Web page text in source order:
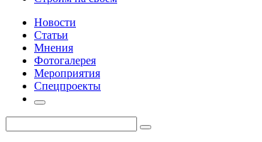
Новости
Статьи
Мнения
Фотогалерея
Мероприятия
Спецпроекты